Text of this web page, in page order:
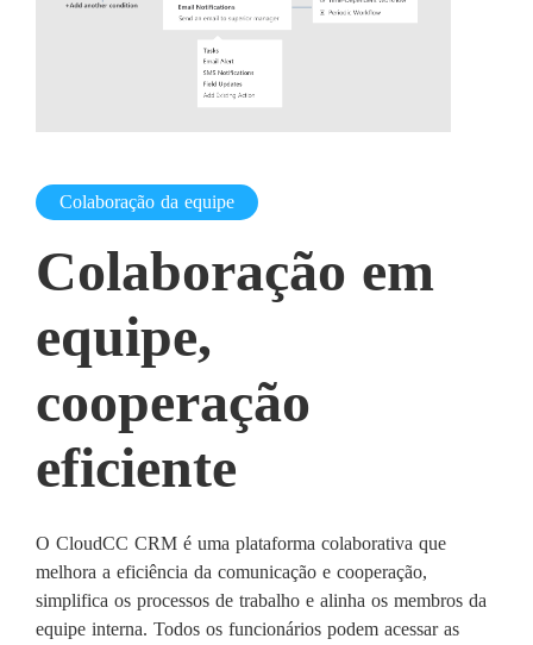
Colaboração da equipe
Colaboração em
equipe,
cooperação
eficiente
O CloudCC CRM é uma plataforma colaborativa que
melhora a eficiência da comunicação e cooperação,
simplifica os processos de trabalho e alinha os membros da
equipe interna. Todos os funcionários podem acessar as